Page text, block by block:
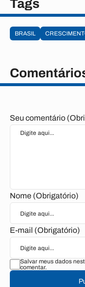
Tags
BRASIL
Seu comentário
Nome (Obrigatório)
E-mail (Obrigatório)
Salvar meus dados
comentar.